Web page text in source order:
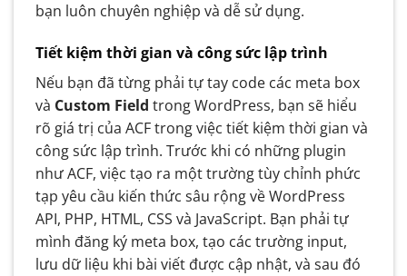
bạn luôn chuyên nghiệp và dễ sử dụng.
Tiết kiệm thời gian và công sức lập trình
Nếu bạn đã từng phải tự tay code các meta box
và Custom Field trong WordPress, bạn sẽ hiểu
rõ giá trị của ACF trong việc tiết kiệm thời gian và
công sức lập trình. Trước khi có những plugin
như ACF, việc tạo ra một trường tùy chỉnh phức
tạp yêu cầu kiến thức sâu rộng về WordPress
API, PHP, HTML, CSS và JavaScript. Bạn phải tự
mình đăng ký meta box, tạo các trường input,
lưu dữ liệu khi bài viết được cập nhật, và sau đó